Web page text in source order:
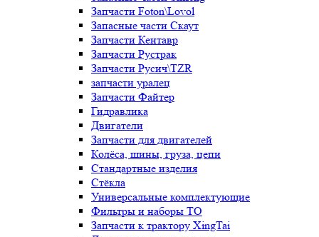
Запчасти Foton\Lovol
Запасные части Скаут
Запчасти Кентавр
Запчасти Рустрак
Запчасти Русич\TZR
запчасти уралец
Запчасти Файтер
Гидравлика
Двигатели
Запчасти для двигателей
Колёса, шины, груза, цепи
Стандартные изделия
Стёкла
Универсальные комплектующие
Фильтры и наборы ТО
Запчасти к трактору XingTai